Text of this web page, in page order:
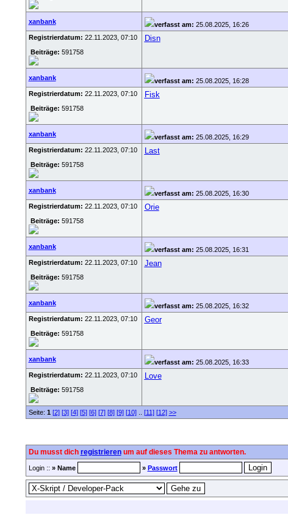
xanbank verfasst am: 25.08.2025, 16:26
Registrierdatum: 22.11.2023, 07:10
Beiträge: 591758
Disn
xanbank verfasst am: 25.08.2025, 16:28
Registrierdatum: 22.11.2023, 07:10
Beiträge: 591758
Fisk
xanbank verfasst am: 25.08.2025, 16:29
Registrierdatum: 22.11.2023, 07:10
Beiträge: 591758
Last
xanbank verfasst am: 25.08.2025, 16:30
Registrierdatum: 22.11.2023, 07:10
Beiträge: 591758
Orie
xanbank verfasst am: 25.08.2025, 16:31
Registrierdatum: 22.11.2023, 07:10
Beiträge: 591758
Jean
xanbank verfasst am: 25.08.2025, 16:32
Registrierdatum: 22.11.2023, 07:10
Beiträge: 591758
Geor
xanbank verfasst am: 25.08.2025, 16:33
Registrierdatum: 22.11.2023, 07:10
Beiträge: 591758
Love
Seite: 1 [2] [3] [4] [5] [6] [7] [8] [9] [10].. [11] [12] >>
Du musst dich registrierenum auf dieses Thema zu antworten.
Login :: » Name » Passwort